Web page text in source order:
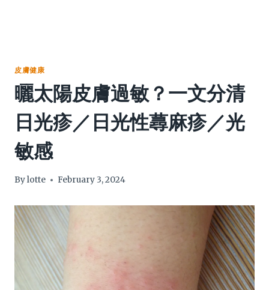
皮膚健康
曬太陽皮膚過敏？一文分清
日光疹／日光性蕁麻疹／光
敏感
Bylotte February 3, 2024